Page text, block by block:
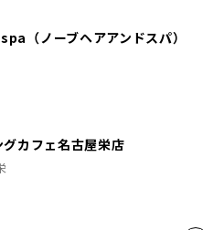
（ノーブヘアアンドスパ）
カフェ名古屋栄店